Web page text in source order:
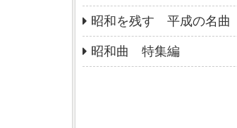
昭和を残す 平成の名曲
昭和曲 特集編